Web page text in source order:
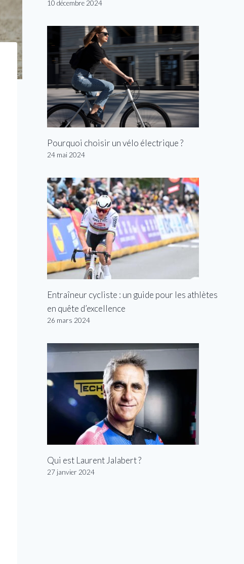
10 décembre 2024
Pourquoi choisir un vélo électrique ?
24 mai 2024
Entraîneur cycliste : un guide pour les athlètes
en quête d’excellence
26 mars 2024
Qui est Laurent Jalabert ?
27 janvier 2024